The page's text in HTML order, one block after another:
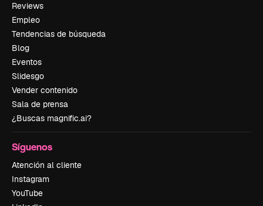
Reviews
Empleo
Tendencias de búsqueda
Blog
Eventos
Slidesgo
Vender contenido
Sala de prensa
¿Buscas magnific.ai?
Síguenos
Atención al cliente
Instagram
YouTube